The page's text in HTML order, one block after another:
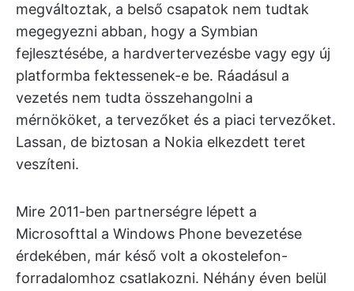
megváltoztak, a belső csapatok nem tudtak
megegyezni abban, hogy a Symbian
fejlesztésébe, a hardvertervezésbe vagy egy új
platformba fektessenek-e be. Ráadásul a
vezetés nem tudta összehangolni a
mérnököket, a tervezőket és a piaci tervezőket.
Lassan, de biztosan a Nokia elkezdett teret
veszíteni.
Mire 2011-ben partnerségre lépett a
Microsofttal a Windows Phone bevezetése
érdekében, már késő volt a okostelefon-
forradalomhoz csatlakozni. Néhány éven belül